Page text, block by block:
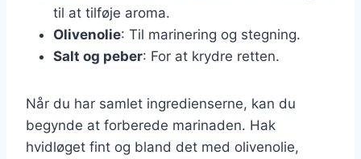
til at tilføje aroma.
Olivenolie: Til marinering og stegning.
Salt og peber: For at krydre retten.
Når du har samlet ingredienserne, kan du
begynde at forberede marinaden. Hak
hvidløget fint og bland det med olivenolie,